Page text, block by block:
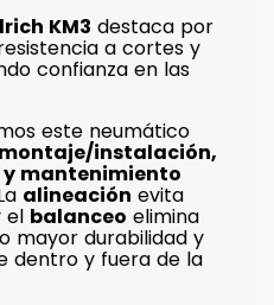
KM3 destaca por
a cortes y
confianza en las
este neumático
montaje/instalación,
mantenimiento
alineación evita
el balanceo elimina
mayor durabilidad y
dentro y fuera de la